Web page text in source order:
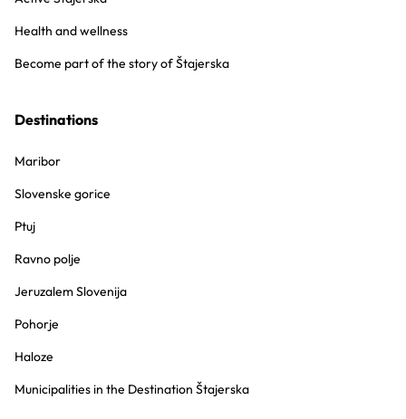
Health and wellness
Become part of the story of Štajerska
Destinations
Maribor
Slovenske gorice
Ptuj
Ravno polje
Jeruzalem Slovenija
Pohorje
Haloze
Municipalities in the Destination Štajerska